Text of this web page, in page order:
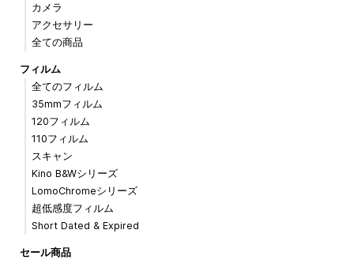
カメラ
アクセサリー
全ての商品
フィルム
全てのフィルム
35mmフィルム
120フィルム
110フィルム
スキャン
Kino B&Wシリーズ
LomoChromeシリーズ
超低感度フィルム
Short Dated & Expired
セール商品